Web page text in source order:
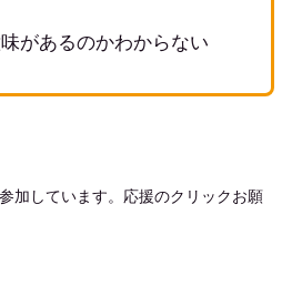
があるのかわからない
加しています。応援のクリックお願